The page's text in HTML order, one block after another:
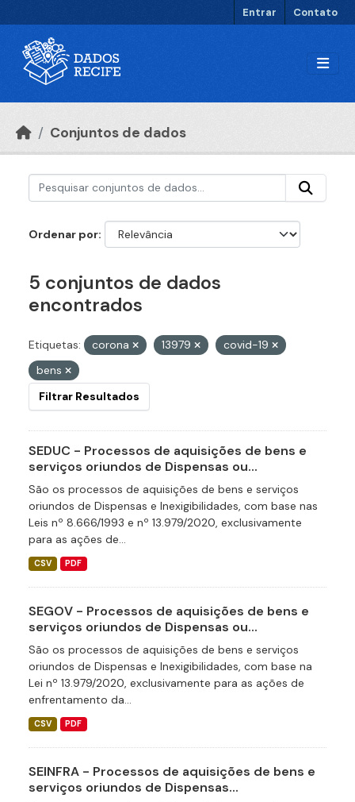
Entrar Contato
Conjuntos de dados
Ordenar por
5 conjuntos de dados
encontrados
Etiquetas: corona 13979
covid-19
bens
Filtrar Resultados
SEDUC - Processos de aquisições de bens e
serviços oriundos de Dispensas ou...
São os processos de aquisições de bens e serviços
oriundos de Dispensas e Inexigibilidades, com base nas
Leis nº 8.666/1993 e nº 13.979/2020, exclusivamente
para as ações de...
CSV PDF
SEGOV - Processos de aquisições de bens e
serviços oriundos de Dispensas ou...
São os processos de aquisições de bens e serviços
oriundos de Dispensas e Inexigibilidades, com base na
Lei nº 13.979/2020, exclusivamente para as ações de
enfrentamento da...
CSV PDF
SEINFRA - Processos de aquisições de bens e
serviços oriundos de Dispensas...